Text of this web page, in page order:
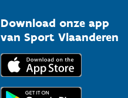
Download onze app
van Sport Vlaanderen